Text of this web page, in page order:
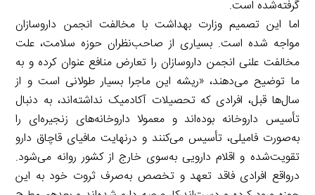
گرفته‌شده است.
اما این تصمیم وزارت بهداشت با مخالفت انجمن داروسازان
مواجه شده است. بسیاری از صاحب‌نظران حوزه سلامت، علت
مخالفت علنی انجمن داروسازان را تعارض منافع عنوان کرده و به
ما توضیح می‌دهند، «ریشه این ماجرا بسیار طولانی است و از
سال‌ها قبل، افرادی که تحصیلات آکادمیک نداشته‌اند، به دنبال
تأسیس داروخانه بوده‌اند و معمولا داروخانه‌های زنجیره‌ای را
به‌صورت فامیلی، تأسیس می‌کنند و درنهایت مافیای قاچاق دارو
تقویت‌شده و اقلام دارویی به‌سوی خارج از کشور روانه می‌شود.
درواقع افرادی فاقد تعهد و تخصص به‌صرف ثروت خود به این